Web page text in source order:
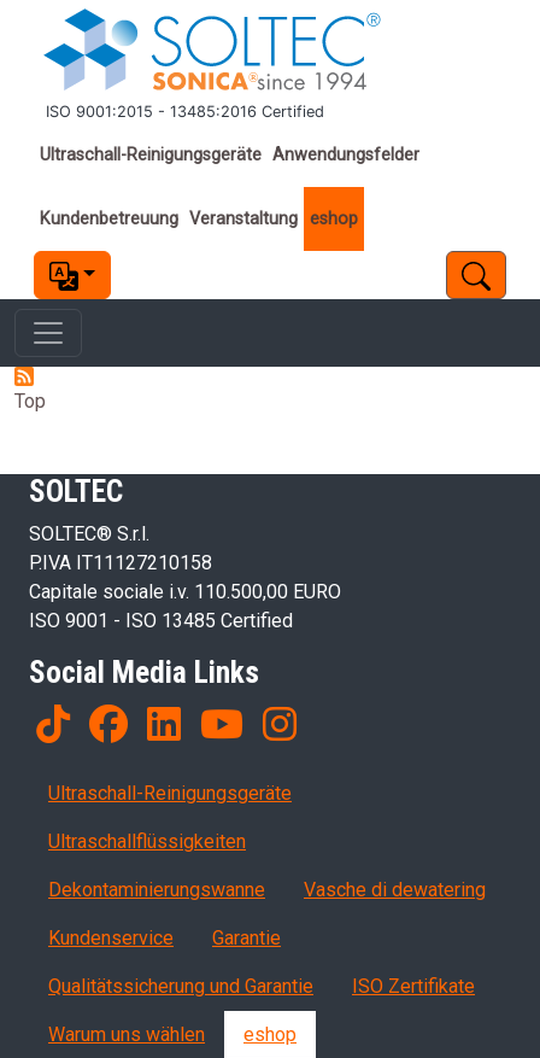
Direkt zum Inhalt
ISO 9001:2015 - 13485:2016 Certified
Important links
Ultraschall-Reinigungsgeräte Anwendungsfelder
Kundenbetreuung Veranstaltung eshop
Top
SOLTEC
SOLTEC® S.r.l.
P.IVA IT11127210158
Capitale sociale i.v. 110.500,00 EURO
ISO 9001 - ISO 13485 Certified
Social Media Links
Products
Ultraschall-Reinigungsgeräte
Ultraschallflüssigkeiten
Dekontaminierungswanne Vasche di dewatering
Servizi, garanzia, QA
Kundenservice Garantie
Qualitätssicherung und Garantie ISO Zertifikate
Warum uns wählen eshop